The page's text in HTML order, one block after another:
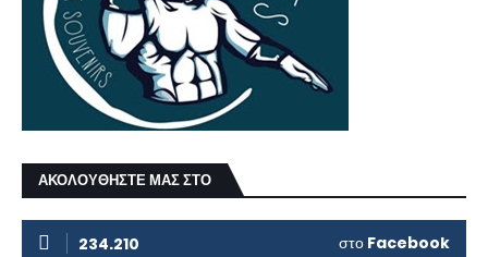
ΑΚΟΛΟΥΘΗΣΤΕ ΜΑΣ ΣΤΟ
234.210 στο Facebook